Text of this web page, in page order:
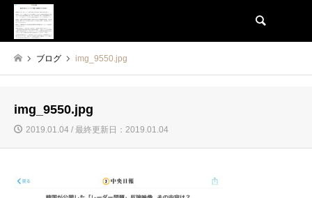
ブログ img_9550.jpg
img_9550.jpg
2019.01.04 / 最終更新日：2019.01.04